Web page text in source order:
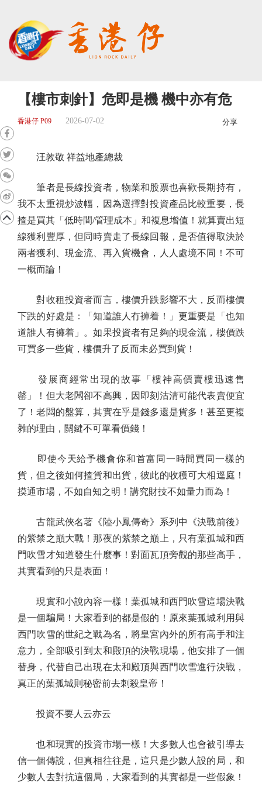
【樓市刺針】危即是機 機中亦有危
香港仔 P09 2026-07-02 分享
汪敦敬 祥益地產總裁
筆者是長線投資者，物業和股票也喜歡長期持有，
我不太重視炒波幅，因為選擇對投資產品比較重要，長
揸是買其「低時間/管理成本」和複息增值！就算賣出短
線獲利豐厚，但同時賣走了長線回報，是否值得取決於
兩者獲利、現金流、再入貨機會，人人處境不同！不可
一概而論！
對收租投資者而言，樓價升跌影響不大，反而樓價
下跌的好處是：「知道誰人冇褲着！」更重要是「也知
道誰人有褲着」。如果投資者有足夠的現金流，樓價跌
可買多一些貨，樓價升了反而未必買到貨！
發展商經常出現的故事「樓神高價賣樓迅速售
罄」！但大老闆卻不高興，因即刻沽清可能代表賣便宜
了！老闆的盤算，其實在乎是錢多還是貨多！甚至更複
雜的理由，關鍵不可單看價錢！
即使今天給予機會你和首富同一時間買同一樣的
貨，但之後如何揸貨和出貨，彼此的收穫可大相逕庭！
摸通市場，不如自知之明！講究財技不如量力而為！
古龍武俠名著《陸小鳳傳奇》系列中《決戰前後》
的紫禁之巔大戰！那夜的紫禁之巔上，只有葉孤城和西
門吹雪才知道發生什麼事！對面瓦頂旁觀的那些高手，
其實看到的只是表面！
現實和小說內容一樣！葉孤城和西門吹雪這場決戰
是一個騙局！大家看到的都是假的！原來葉孤城利用與
西門吹雪的世紀之戰為名，將皇宮內外的所有高手和注
意力，全部吸引到太和殿頂的決戰現場，他安排了一個
替身，代替自己出現在太和殿頂與西門吹雪進行決戰，
真正的葉孤城則秘密前去刺殺皇帝！
投資不要人云亦云
也和現實的投資市場一樣！大多數人也會被引導去
信一個傳說，但真相往往是，這只是少數人設的局，和
少數人去對抗這個局，大家看到的其實都是一些假象！